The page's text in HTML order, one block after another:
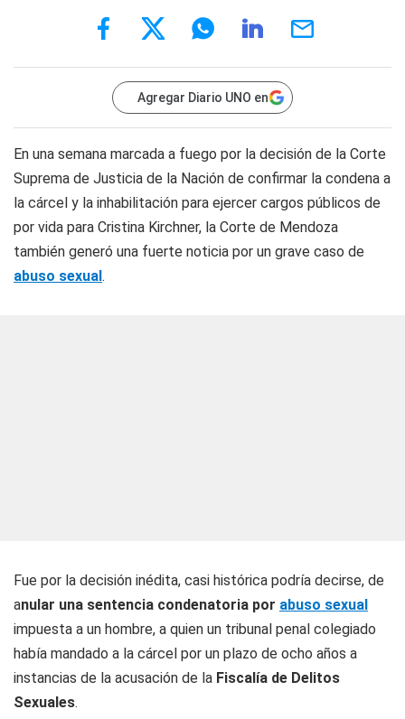
Agregar Diario UNO en
En una semana marcada a fuego por la decisión de la Corte
Suprema de Justicia de la Nación de confirmar la condena a
la cárcel y la inhabilitación para ejercer cargos públicos de
por vida para Cristina Kirchner, la Corte de Mendoza
también generó una fuerte noticia por un grave caso de
abuso sexual.
Fue por la decisión inédita, casi histórica podría decirse, de
anular una sentencia condenatoria por abuso sexual
impuesta a un hombre, a quien un tribunal penal colegiado
había mandado a la cárcel por un plazo de ocho años a
instancias de la acusación de la Fiscalía de Delitos
Sexuales.